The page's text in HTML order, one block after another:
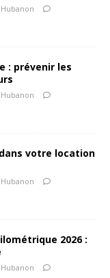
: prévenir les
votre location
2026 :